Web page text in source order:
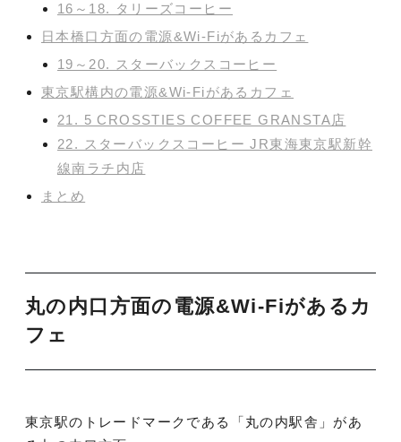
16～18. タリーズコーヒー
日本橋口方面の電源&Wi-Fiがあるカフェ
19～20. スターバックスコーヒー
東京駅構内の電源&Wi-Fiがあるカフェ
21. 5 CROSSTIES COFFEE GRANSTA店
22. スターバックスコーヒー JR東海東京駅新幹
線南ラチ内店
まとめ
丸の内口方面の電源&Wi-Fiがあるカ
フェ
東京駅のトレードマークである「丸の内駅舎」があ